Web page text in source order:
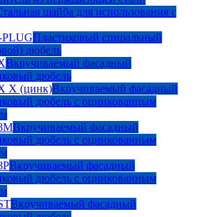
шайба для использования с
PLUGПластиковый спиральный
дюбель
Вкручиваемый фасадный
дюбель
X (цинк)Вкручиваемый фасадный
дюбель с оцинкованным
Вкручиваемый фасадный
дюбель с оцинкованным
Вкручиваемый фасадный
дюбель с оцинкованным
Вкручиваемый фасадный